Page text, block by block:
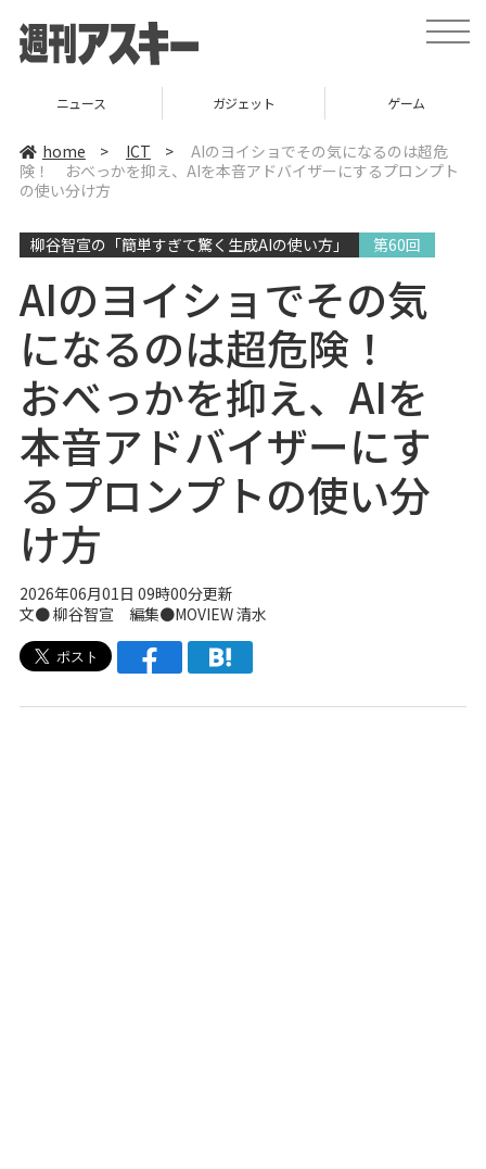
t
o
v
i
ニュース ガジェット ゲーム
home > ICT >
AIのヨイショでその気になるのは超危
険！ おべっかを抑え、AIを本音アドバイザーにするプロンプト
の使い分け方
柳谷智宣の「簡単すぎて驚く生成AIの使い方」 第60回
AIのヨイショでその気
になるのは超危険！
おべっかを抑え、AIを
本音アドバイザーにす
るプロンプトの使い分
け方
2026年06月01日 09時00分更新
文● 柳谷智宣 編集●MOVIEW清水